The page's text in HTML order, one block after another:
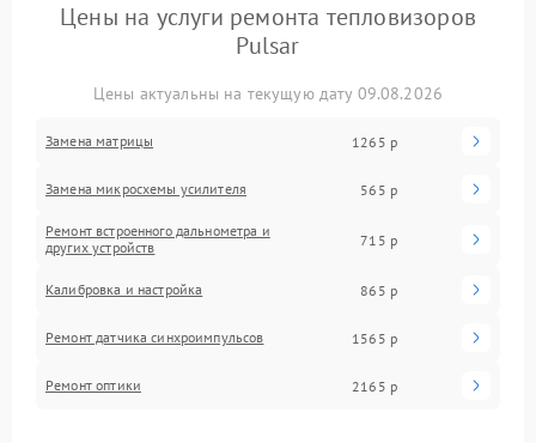
Цены на услуги ремонта тепловизоров
Pulsar
Цены актуальны на текущую дату 09.08.2026
Замена матрицы 1265 р
Замена микросхемы усилителя 565 р
Ремонт встроенного дальнометра и
других устройств
715 р
Калибровка и настройка 865 р
Ремонт датчика синхроимпульсов 1565 р
Ремонт оптики 2165 р